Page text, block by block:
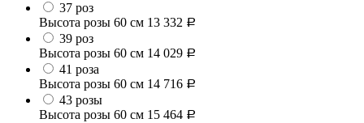
37 роз
Высота розы 60 см 13 332 Р
39 роз
Высота розы 60 см 14 029 Р
41 роза
Высота розы 60 см 14 716 Р
43 розы
Высота розы 60 см 15 464 Р